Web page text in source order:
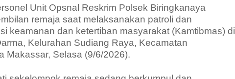
Unit Opsnal Reskrim Polsek Biringkanaya
remaja saat melaksanakan patroli dan
keamanan dan ketertiban masyarakat (Kamtibmas) di
Kelurahan Sudiang Raya, Kecamatan
Makassar, Selasa (9/6/2026).